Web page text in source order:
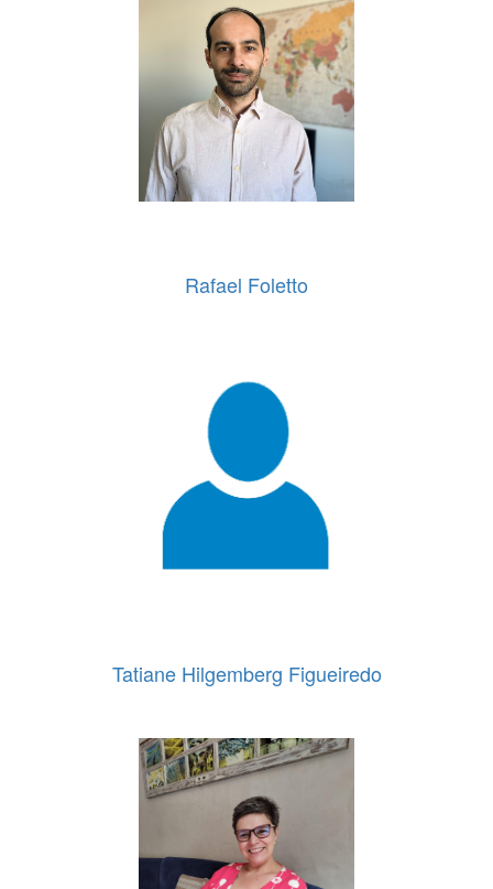
Rafael Foletto
Tatiane Hilgemberg Figueiredo